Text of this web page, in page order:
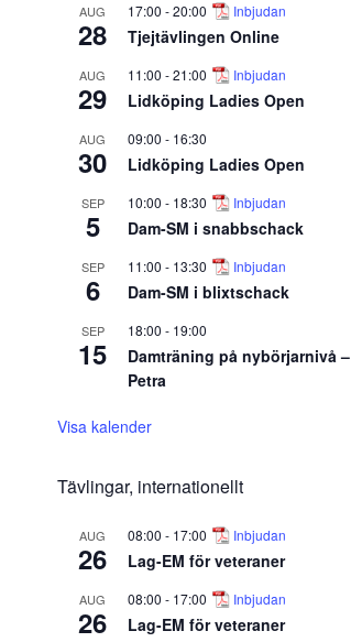
AUG
28
17:00 -20:00 Inbjudan
Tjejtävlingen Online
AUG
29
11:00 -21:00 Inbjudan
Lidköping Ladies Open
AUG
30
09:00 - 16:30
Lidköping Ladies Open
SEP
5
10:00 - 18:30 Inbjudan
Dam-SM i snabbschack
SEP
6
11:00 - 13:30 Inbjudan
Dam-SM i blixtschack
SEP
15
18:00 - 19:00
Damträning på nybörjarnivå –
Petra
Visa kalender
Tävlingar, internationellt
AUG
26
08:00 - 17:00 Inbjudan
Lag-EM för veteraner
AUG
26
08:00 - 17:00 Inbjudan
Lag-EM för veteraner